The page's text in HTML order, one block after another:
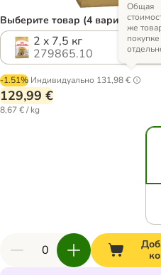
Выберите товар (4 вариантов)
2 x 7,5 кг
279865.10
-1.51% Индивидуально 131,98 €
Общая
же
129,99 €
8,67 € / kg